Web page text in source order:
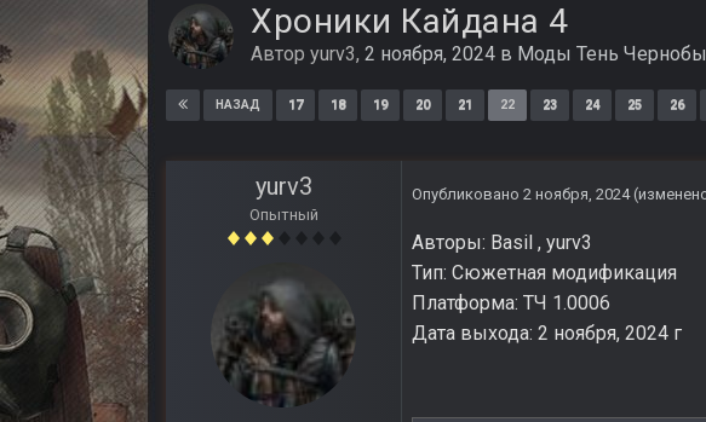
Хроники Кайдана 4
Автор yurv3, 2 ноября, 2024 в Моды Тень
НАЗАД 17 18 19 20 21 22 23 24 25 26
yurv3
Опытный
Опубликовано 2 ноября, 2024
Авторы: Basil , yurv3
Тип: Сюжетная модификация
Платформа: ТЧ 1.0006
Дата выхода: 2 ноября, 2024 г